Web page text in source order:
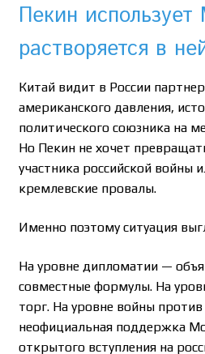
Пекин
растворяется в
Китай видит в России
американского давления,
политического союзника на
Но Пекин не хочет
участника российской войны
кремлевские провалы.
Именно поэтому ситуация
На уровне дипломатии —
совместные формулы. На
торг. На уровне войны
неофициальная поддержка
открытого вступления на